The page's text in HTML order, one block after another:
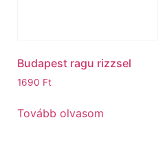
Budapest ragu rizzsel
1690 Ft
Tovább olvasom